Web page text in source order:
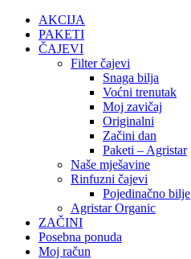
AKCIJA
PAKETI
ČAJEVI
Filter čajevi
Snaga bilja
Voćni trenutak
Moj zavičaj
Originalni
Začini dan
Paketi – Agristar
Naše mješavine
Rinfuzni čajevi
Pojedinačno bilje
Agristar Organic
ZAČINI
Posebna ponuda
Moj račun